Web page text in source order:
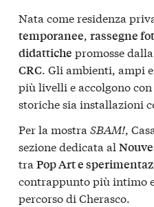
Nata come residenza
temporanee rassegne
didattiche promosse
CRC . Gli ambienti, ampi
più livelli e accolgono
storiche sia installazioni
Per la mostra SBAM!,
sezione dedicata al
tra Pop Art e
contrappunto più intimo
percorso di Cherasco.